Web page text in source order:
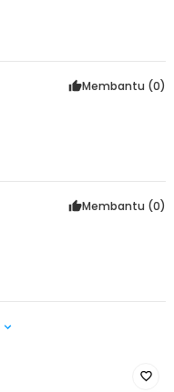
Membantu (0)
Membantu (0)